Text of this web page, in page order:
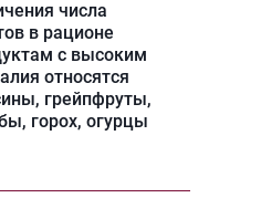
числа
в рационе
с высоким
относятся
грейпфруты,
горох, огурцы